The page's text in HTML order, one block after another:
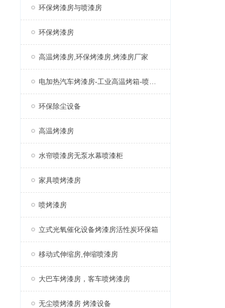
环保烤漆房与喷漆房
环保烤漆房
高温烤漆房,环保烤漆房,烤漆房厂家
环保除尘设备
高温烤漆房
水帘喷漆房无泵水幕喷漆柜
家具喷烤漆房
喷烤漆房
立式光氧催化设备烤漆房活性炭环保箱
移动式伸缩房,伸缩喷漆房
大巴车烤漆房，客车喷烤漆房
无尘喷烤漆房 烤漆设备